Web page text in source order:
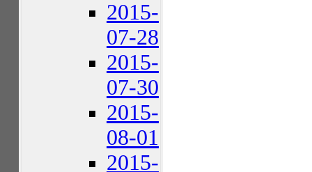
2015-
07-28
2015-
07-30
2015-
08-01
2015-